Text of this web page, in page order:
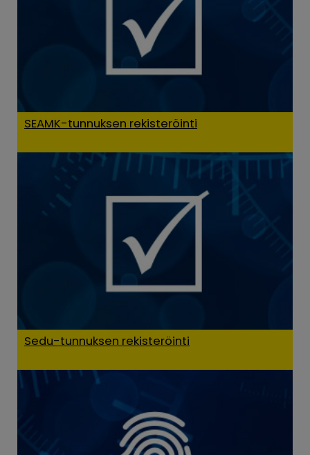
SEAMK-tunnuksen rekisteröinti
Sedu-tunnuksen rekisteröinti